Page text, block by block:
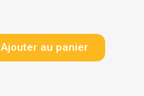
Ajouter au panier